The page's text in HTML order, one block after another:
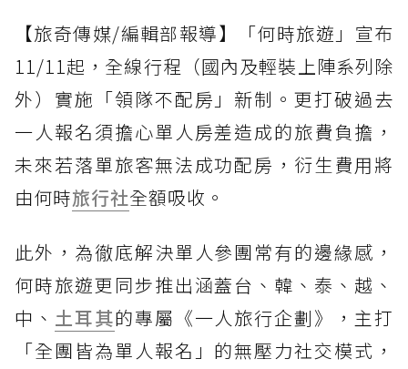
【旅奇傳媒/編輯部報導】「何時旅遊」宣布
11/11起，全線行程（國內及輕裝上陣系列除
外）實施「領隊不配房」新制。更打破過去
一人報名須擔心單人房差造成的旅費負擔，
未來若落單旅客無法成功配房，衍生費用將
由何時旅行社全額吸收。
此外，為徹底解決單人參團常有的邊緣感，
何時旅遊更同步推出涵蓋台、韓、泰、越、
中、 土耳其的專屬《一人旅行企劃》，主打
「全團皆為單人報名」的無壓力社交模式，